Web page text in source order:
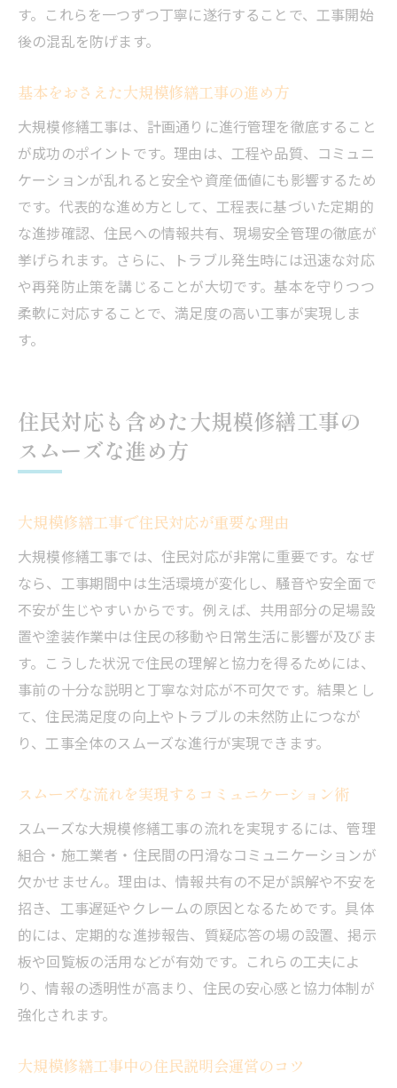
す。これらを一つずつ丁寧に遂行することで、工事開始
後の混乱を防げます。
基本をおさえた大規模修繕工事の進め方
大規模修繕工事は、計画通りに進行管理を徹底すること
が成功のポイントです。理由は、工程や品質、コミュニ
ケーションが乱れると安全や資産価値にも影響するため
です。代表的な進め方として、工程表に基づいた定期的
な進捗確認、住民への情報共有、現場安全管理の徹底が
挙げられます。さらに、トラブル発生時には迅速な対応
や再発防止策を講じることが大切です。基本を守りつつ
柔軟に対応することで、満足度の高い工事が実現しま
す。
住民対応も含めた大規模修繕工事の
スムーズな進め方
大規模修繕工事で住民対応が重要な理由
大規模修繕工事では、住民対応が非常に重要です。なぜ
なら、工事期間中は生活環境が変化し、騒音や安全面で
不安が生じやすいからです。例えば、共用部分の足場設
置や塗装作業中は住民の移動や日常生活に影響が及びま
す。こうした状況で住民の理解と協力を得るためには、
事前の十分な説明と丁寧な対応が不可欠です。結果とし
て、住民満足度の向上やトラブルの未然防止につなが
り、工事全体のスムーズな進行が実現できます。
スムーズな流れを実現するコミュニケーション術
スムーズな大規模修繕工事の流れを実現するには、管理
組合・施工業者・住民間の円滑なコミュニケーションが
欠かせません。理由は、情報共有の不足が誤解や不安を
招き、工事遅延やクレームの原因となるためです。具体
的には、定期的な進捗報告、質疑応答の場の設置、掲示
板や回覧板の活用などが有効です。これらの工夫によ
り、情報の透明性が高まり、住民の安心感と協力体制が
強化されます。
大規模修繕工事中の住民説明会運営のコツ